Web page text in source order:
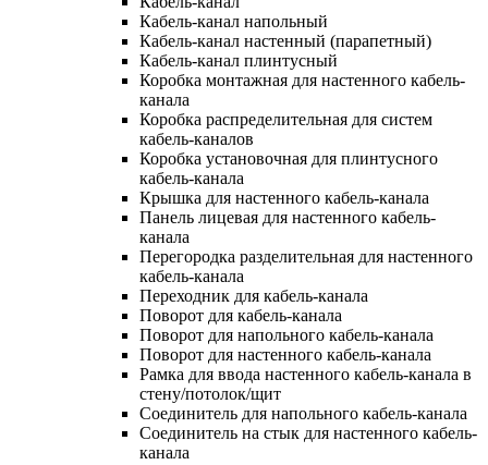
Кабель-канал напольный
Кабель-канал настенный (парапетный)
Кабель-канал плинтусный
Коробка монтажная для настенного кабель-
канала
Коробка распределительная для систем
кабель-каналов
Коробка установочная для плинтусного
кабель-канала
Крышка для настенного кабель-канала
Панель лицевая для настенного кабель-
канала
Перегородка разделительная для настенного
кабель-канала
Переходник для кабель-канала
Поворот для кабель-канала
Поворот для напольного кабель-канала
Поворот для настенного кабель-канала
Рамка для ввода настенного кабель-канала в
стену/потолок/щит
Соединитель для напольного кабель-канала
Соединитель на стык для настенного кабель-
канала